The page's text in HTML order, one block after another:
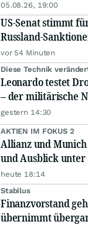
05.08.26, 19:00
US-Senat stimmt
Russland-
vor 54 Minuten
Diese Technik
Leonardo testet
– der militärische
gestern 14:30
AKTIEN IM FOKUS 2
Allianz und Munich
und Ausblick
heute 18:14
Stabilus
Finanzvorstand
übernimmt